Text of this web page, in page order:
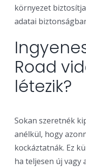
környezet
adatai
Road
létezik?
Sokan szeretnék
anélkül, hogy
kockáztatnák. Ez
ha teljesen új vagy